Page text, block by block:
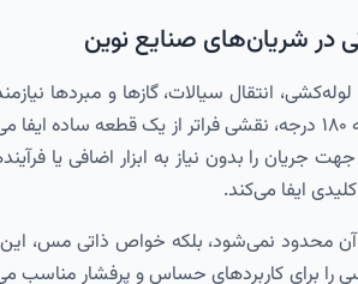
در شریان‌های صنایع نوین
انتقال سیالات، گازها و مبردها
عنوان یک اتصال لوله‌ای خمیده با زاویه ۱۸۰
جریان را بدون نیاز به ابزار اضافی یا
ایفا می‌کند.
نمی‌شود، بلکه خواص ذاتی مس، این
برای کاربردهای حساس و پرفشار مناسب